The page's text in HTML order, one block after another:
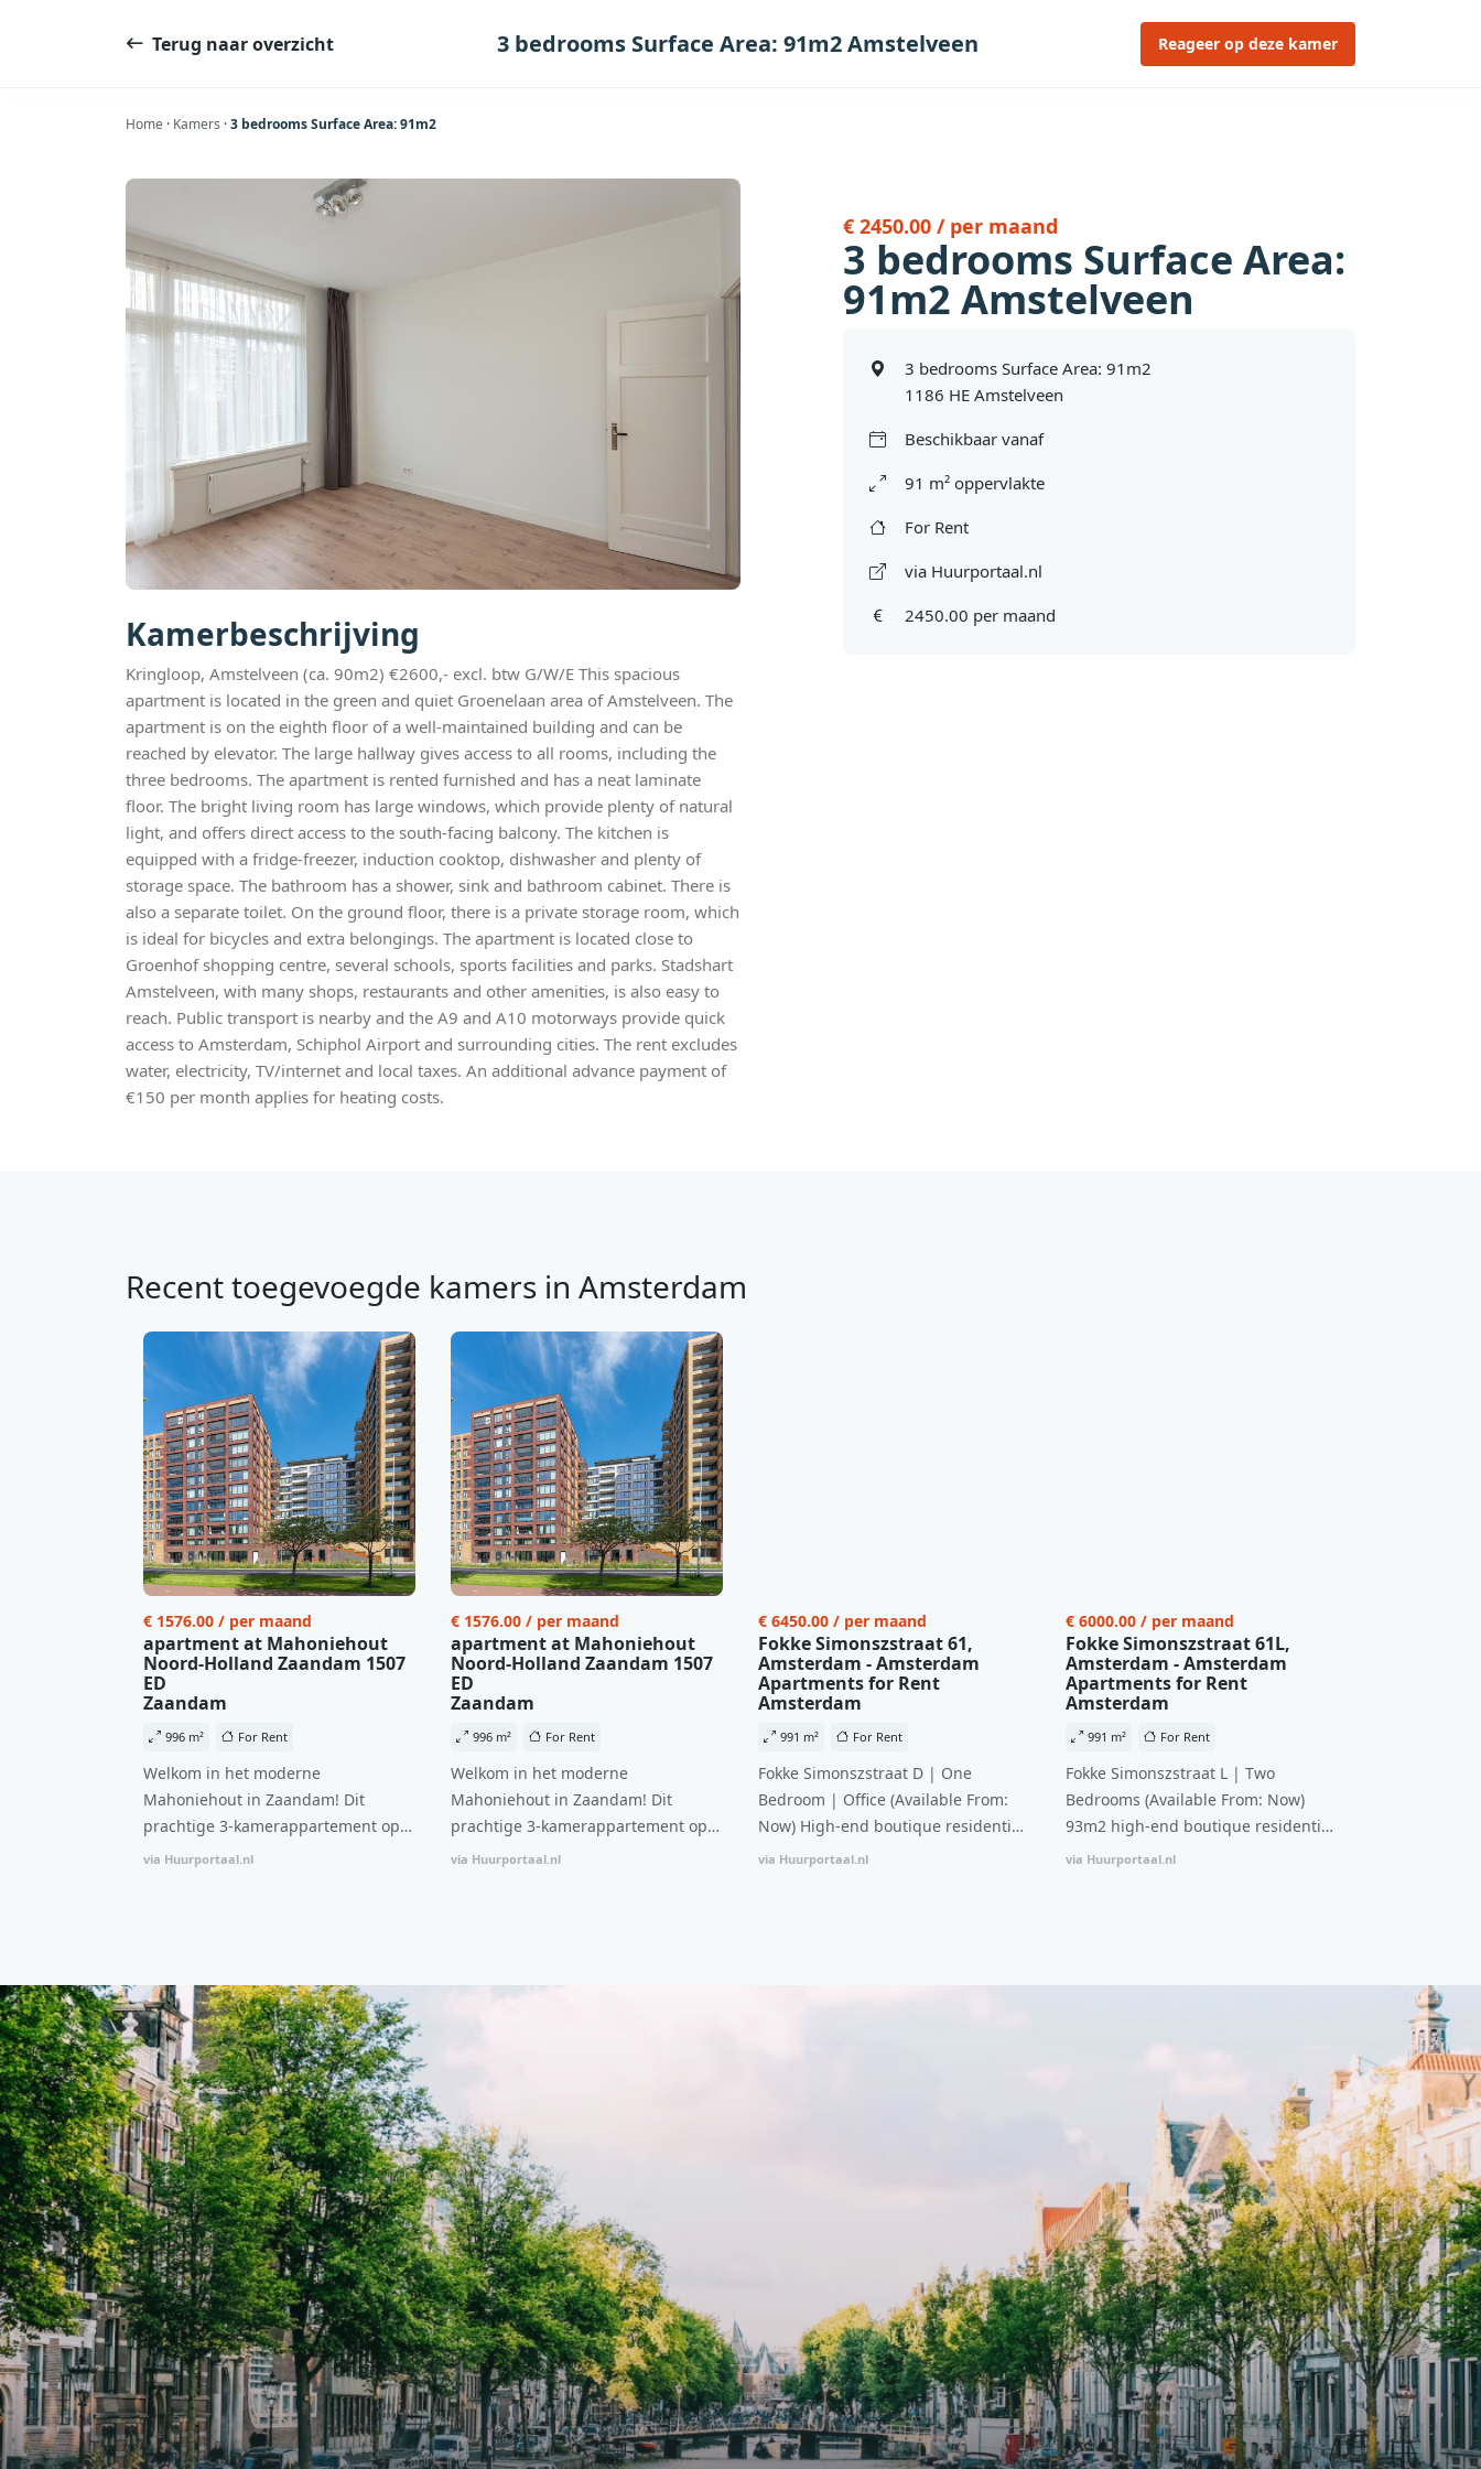
Terug naar overzicht 3 bedrooms Surface Area: 91m2 Amstelveen Reageer op deze kamer
Home · Kamers ·3 bedrooms Surface Area: 91m2
Kamerbeschrijving
Kringloop, Amstelveen (ca. 90m2) €2600,- excl. btw G/W/E This spacious
apartment is located in the green and quiet Groenelaan area of Amstelveen. The
apartment is on the eighth floor of a well-maintained building and can be
reached by elevator. The large hallway gives access to all rooms, including the
three bedrooms. The apartment is rented furnished and has a neat laminate
floor. The bright living room has large windows, which provide plenty of natural
light, and offers direct access to the south-facing balcony. The kitchen is
equipped with a fridge-freezer, induction cooktop, dishwasher and plenty of
storage space. The bathroom has a shower, sink and bathroom cabinet. There is
also a separate toilet. On the ground floor, there is a private storage room, which
is ideal for bicycles and extra belongings. The apartment is located close to
Groenhof shopping centre, several schools, sports facilities and parks. Stadshart
Amstelveen, with many shops, restaurants and other amenities, is also easy to
reach. Public transport is nearby and the A9 and A10 motorways provide quick
access to Amsterdam, Schiphol Airport and surrounding cities. The rent excludes
water, electricity, TV/internet and local taxes. An additional advance payment of
€150 per month applies for heating costs.
€ 2450.00 / per maand
3 bedrooms Surface Area:
91m2 Amstelveen
3 bedrooms Surface Area: 91m2
1186 HE Amstelveen
Beschikbaar vanaf
91 m² oppervlakte
For Rent
via Huurportaal.nl
2450.00 per maand
Recent toegevoegde kamers in Amsterdam
€ 1576.00 / per maand
apartment at Mahoniehout
Noord-Holland Zaandam 1507
ED
Zaandam
996 m² For Rent
Welkom in het moderne
Mahoniehout in Zaandam! Dit
prachtige 3-kamerappartement op
de 6e verdieping biedt een ideale
van €107,50 per maand is dit een
geweldige kans voor professionals
die op zoek zijn naar een woning die
direct beschikbaar is vanaf 1 april
2026. Bij binnenkomst word je
verwelkomd in een ruime
woonkamer met open keuken,
samen goed voor 44 m² aan
leefruimte. De lichte woonkamer
biedt genoeg ruimte voor een
gezellige zithoek én een stijlvolle
eethoek. De keuken is van alle
gemakken voorzien, perfect voor het
bereiden van heerlijke maaltijden.
Vanuit de woonkamer stap je zo het
balkon op, waar je kunt genieten
van een prachtig uitzicht en een
moment van rust. De woning
beschikt over twee comfortabele
via Huurportaal.nl
€ 1576.00 / per maand
apartment at Mahoniehout
Noord-Holland Zaandam 1507
ED
Zaandam
996 m² For Rent
Welkom in het moderne
Mahoniehout in Zaandam! Dit
prachtige 3-kamerappartement op
de 6e verdieping biedt een ideale
van €107,50 per maand is dit een
woonkamer met open keuken,
samen goed voor 44 m² aan
leefruimte. De lichte woonkamer
biedt genoeg ruimte voor een
gezellige zithoek én een stijlvolle
eethoek. De keuken is van alle
gemakken voorzien, perfect voor het
bereiden van heerlijke maaltijden.
Vanuit de woonkamer stap je zo het
balkon op, waar je kunt genieten
van een prachtig uitzicht en een
moment van rust. De woning
beschikt over twee comfortabele
via Huurportaal.nl
€ 6450.00 / per maand
Fokke Simonszstraat 61,
Amsterdam - Amsterdam
Apartments for Rent
Amsterdam
991 m² For Rent
Fokke Simonszstraat D | One
Bedroom | Office (Available From:
Now) High-end boutique residential
complex in De Pijp feautring an
storage and secure bicycle parking
with an elegant lobby with an
elevator and green communal
spaces.The building incorporates
solar panels to generate energy
supply. The windows have solar
control glazing, and the apartments
have climate control driven by a
via Huurportaal.nl
€ 6000.00 / per maand
Fokke Simonszstraat 61L,
Amsterdam - Amsterdam
Apartments for Rent
Amsterdam
991 m² For Rent
Fokke Simonszstraat L | Two
Bedrooms (Available From: Now)
93m2 high-end boutique residential
complex in De Pijp feautring an
93m2, ready-to-live, contemporary
spaces.The building incorporates
solar panels to generate energy
supply. The windows have solar
control glazing, and the apartments
have climate control driven by a
thermal energy storage system.
Underfloor heating and cooling
contribute to a healthy indoor
environment. The atriums' seasonal
green walls provide natural summer
cooling, improved air quality and
acoustics, and are specially
designed to attract native birds and
butterflies.The bright residence
via Huurportaal.nl